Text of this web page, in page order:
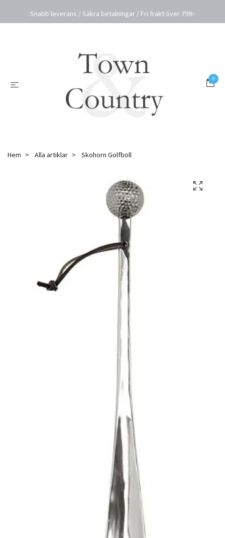
Snabb leverans / Säkra betalningar / Fri frakt över 799:-
0
Hem Alla artiklar Skohorn Golfboll